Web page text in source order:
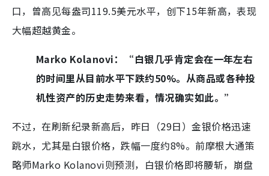
口，曾高见每盎司119.5美元水平，创下15年新高，表现
大幅超越黄金。
Marko Kolanovi：“白银几乎肯定会在一年左右
的时间里从目前水平下跌约50%。从商品或各种投
机性资产的历史走势来看，情况确实如此。”
不过，在刷新纪录新高后，昨日（29日）金银价格迅速
跳水，尤其是白银价格，跌幅一度约8%。前摩根大通策
略师Marko Kolanovi则预测，白银价格即将腰斩，崩盘